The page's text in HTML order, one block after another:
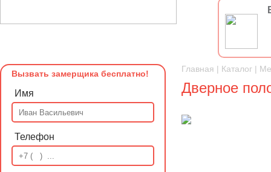
Вызвать замерщика бесплатно!
Имя
Телефон
Главная | Каталог |
Дверное